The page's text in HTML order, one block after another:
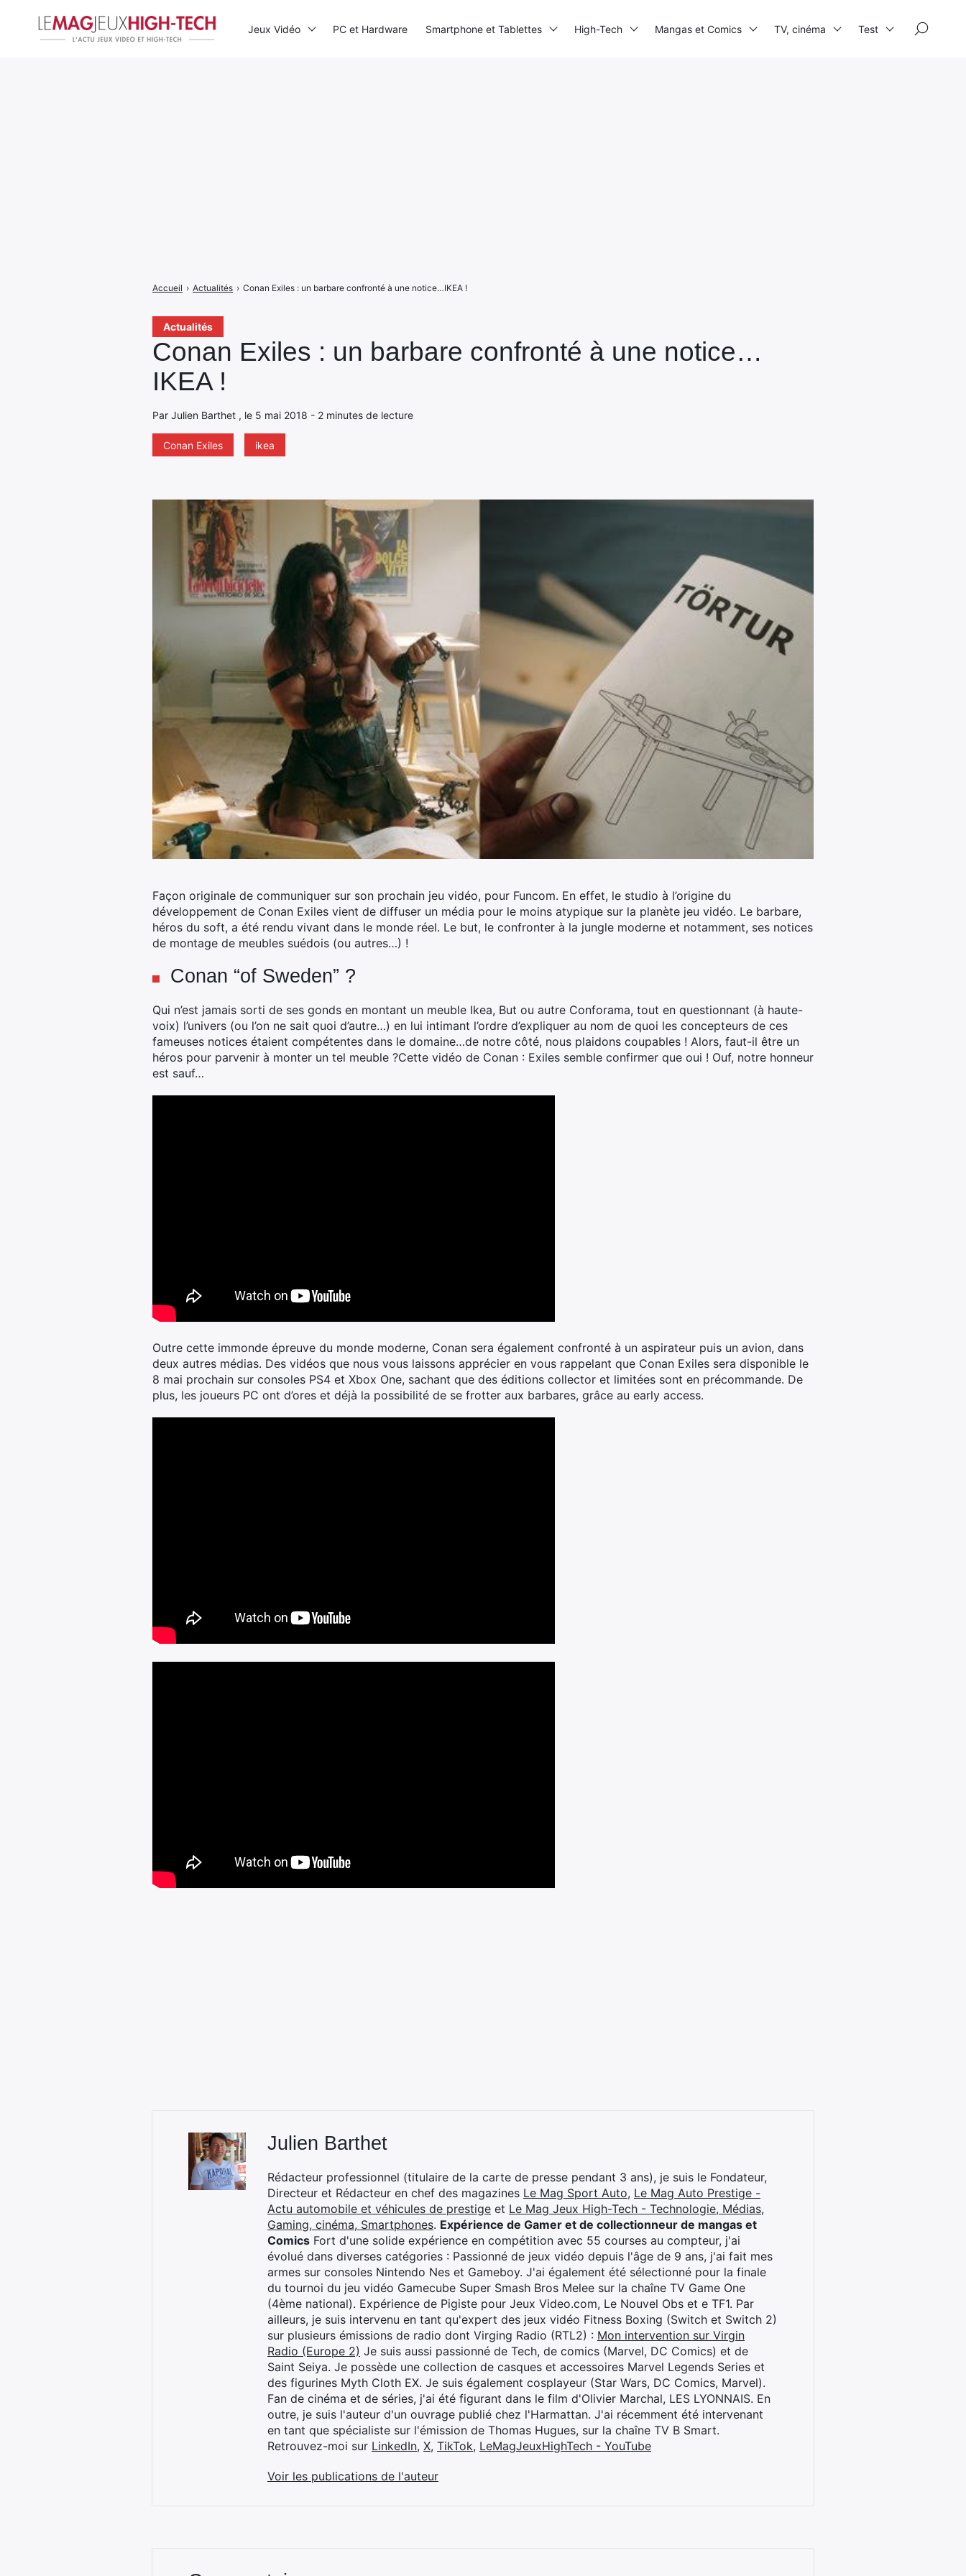
Actualités
Conan Exiles : un barbare confronté à une notice…
IKEA !
Par Julien Barthet , le 5 mai 2018 - 2 minutes de lecture
Conan Exiles ikea
Accueil › Actualités › Conan Exiles : un barbare confronté à une notice…IKEA !
Façon originale de communiquer sur son prochain jeu vidéo, pour Funcom. En effet, le studio à l’origine du
développement de Conan Exiles vient de diffuser un média pour le moins atypique sur la planète jeu vidéo. Le barbare,
héros du soft, a été rendu vivant dans le monde réel. Le but, le confronter à la jungle moderne et notamment, ses notices
de montage de meubles suédois (ou autres…) !
Conan “of Sweden” ?
Qui n’est jamais sorti de ses gonds en montant un meuble Ikea, But ou autre Conforama, tout en questionnant (à haute-
voix) l’univers (ou l’on ne sait quoi d’autre…) en lui intimant l’ordre d’expliquer au nom de quoi les concepteurs de ces
fameuses notices étaient compétentes dans le domaine…de notre côté, nous plaidons coupables ! Alors, faut-il être un
héros pour parvenir à monter un tel meuble ?Cette vidéo de Conan : Exiles semble confirmer que oui ! Ouf, notre honneur
est sauf…
Outre cette immonde épreuve du monde moderne, Conan sera également confronté à un aspirateur puis un avion, dans
deux autres médias. Des vidéos que nous vous laissons apprécier en vous rappelant que Conan Exiles sera disponible le
8 mai prochain sur consoles PS4 et Xbox One, sachant que des éditions collector et limitées sont en précommande. De
plus, les joueurs PC ont d’ores et déjà la possibilité de se frotter aux barbares, grâce au early access.
Julien Barthet
Rédacteur professionnel (titulaire de la carte de presse pendant 3 ans), je suis le Fondateur,
Directeur et Rédacteur en chef des magazines Le Mag Sport Auto, Le Mag Auto Prestige -
Actu automobile et véhicules de prestige et Le Mag Jeux High-Tech - Technologie, Médias,
Gaming, cinéma, Smartphones. Expérience de Gamer et de collectionneur de mangas et
Comics Fort d'une solide expérience en compétition avec 55 courses au compteur, j'ai
évolué dans diverses catégories : Passionné de jeux vidéo depuis l'âge de 9 ans, j'ai fait mes
armes sur consoles Nintendo Nes et Gameboy. J'ai également été sélectionné pour la finale
du tournoi du jeu vidéo Gamecube Super Smash Bros Melee sur la chaîne TV Game One
(4ème national). Expérience de Pigiste pour Jeux Video.com, Le Nouvel Obs et e TF1. Par
ailleurs, je suis intervenu en tant qu'expert des jeux vidéo Fitness Boxing (Switch et Switch 2)
sur plusieurs émissions de radio dont Virging Radio (RTL2) : Mon intervention sur Virgin
Radio (Europe 2) Je suis aussi passionné de Tech, de comics (Marvel, DC Comics) et de
Saint Seiya. Je possède une collection de casques et accessoires Marvel Legends Series et
des figurines Myth Cloth EX. Je suis également cosplayeur (Star Wars, DC Comics, Marvel).
Fan de cinéma et de séries, j'ai été figurant dans le film d'Olivier Marchal, LES LYONNAIS. En
outre, je suis l'auteur d'un ouvrage publié chez l'Harmattan. J'ai récemment été intervenant
en tant que spécialiste sur l'émission de Thomas Hugues, sur la chaîne TV B Smart.
Retrouvez-moi sur LinkedIn, X, TikTok, LeMagJeuxHighTech - YouTube
Voir les publications de l'auteur
Jeux Vidéo PC et Hardware Smartphone et Tablettes High-Tech Mangas et Comics TV, cinéma Test